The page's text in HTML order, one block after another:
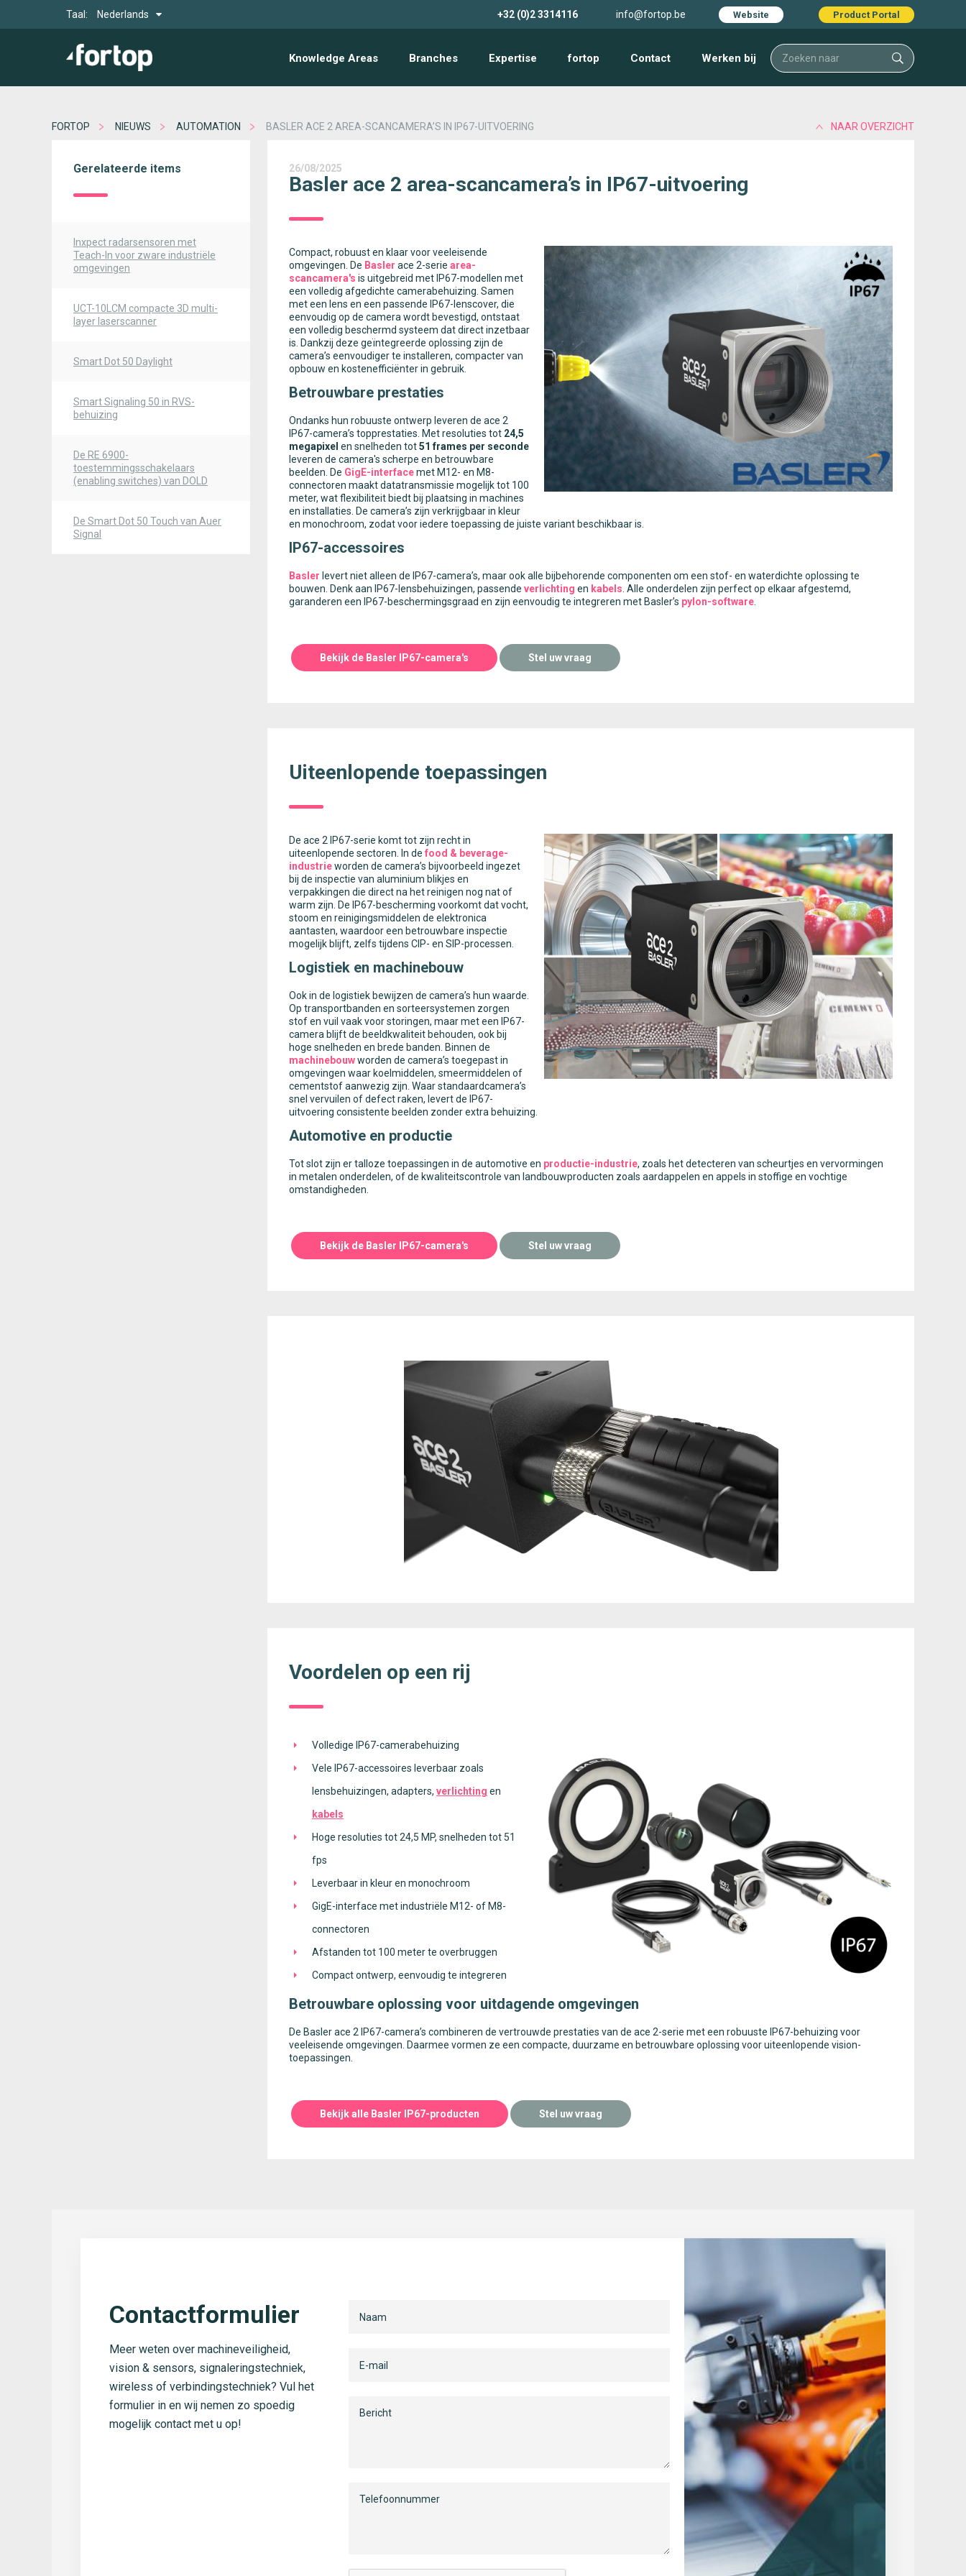
Website Product Portal
+32 (0)2 3314116 info@fortop.be
Taal: Nederlands
Knowledge Areas Branches Expertise fortop Contact Werken bij
NAAR OVERZICHT
FORTOP NIEUWS AUTOMATION BASLER ACE 2 AREA-SCANCAMERA’S IN IP67-UITVOERING
26/08/2025
Basler ace 2 area-scancamera’s in IP67-uitvoering
Compact, robuust en klaar voor veeleisende
omgevingen. De Basler ace 2-serie area-
scancamera's is uitgebreid met IP67-modellen met
een volledig afgedichte camerabehuizing. Samen
met een lens en een passende IP67-lenscover, die
eenvoudig op de camera wordt bevestigd, ontstaat
een volledig beschermd systeem dat direct inzetbaar
is. Dankzij deze geïntegreerde oplossing zijn de
camera’s eenvoudiger te installeren, compacter van
opbouw en kostenefficiënter in gebruik.
Betrouwbare prestaties
Ondanks hun robuuste ontwerp leveren de ace 2
IP67-camera’s topprestaties. Met resoluties tot 24,5
megapixel en snelheden tot51 frames per seconde
leveren de camera's scherpe en betrouwbare
beelden. De GigE-interfacemet M12- en M8-
connectoren maakt datatransmissie mogelijk tot 100
meter, wat flexibiliteit biedt bij plaatsing in machines
en installaties. De camera’s zijn verkrijgbaar in kleur
en monochroom, zodat voor iedere toepassing de juiste variant beschikbaar is.
IP67-accessoires
Basler levert niet alleen de IP67-camera’s, maar ook alle bijbehorende componenten om een stof- en waterdichte oplossing te
bouwen. Denk aan IP67-lensbehuizingen, passende verlichting en kabels . Alle onderdelen zijn perfect op elkaar afgestemd,
garanderen een IP67-beschermingsgraad en zijn eenvoudig te integreren met Basler’s pylon-software
Bekijk de Basler IP67-camera's Stel uw vraag
Uiteenlopende toepassingen
De ace 2 IP67-serie komt tot zijn recht in
uiteenlopende sectoren. In de food & beverage-
industrieworden de camera’s bijvoorbeeld ingezet
bij de inspectie van aluminium blikjes en
verpakkingen die direct na het reinigen nog nat of
warm zijn. De IP67-bescherming voorkomt dat vocht,
stoom en reinigingsmiddelen de elektronica
aantasten, waardoor een betrouwbare inspectie
mogelijk blijft, zelfs tijdens CIP- en SIP-processen.
Logistiek en machinebouw
Ook in de logistiek bewijzen de camera’s hun waarde.
Op transportbanden en sorteersystemen zorgen
stof en vuil vaak voor storingen, maar met een IP67-
camera blijft de beeldkwaliteit behouden, ook bij
hoge snelheden en brede banden. Binnen de
machinebouwworden de camera’s toegepast in
omgevingen waar koelmiddelen, smeermiddelen of
cementstof aanwezig zijn. Waar standaardcamera’s
snel vervuilen of defect raken, levert de IP67-
uitvoering consistente beelden zonder extra behuizing.
Automotive en productie
Tot slot zijn er talloze toepassingen in de automotive en productie-industrie, zoals het detecteren van scheurtjes en vervormingen
in metalen onderdelen, of de kwaliteitscontrole van landbouwproducten zoals aardappelen en appels in stoffige en vochtige
omstandigheden.
Bekijk de Basler IP67-camera's Stel uw vraag
Voordelen op een rij
Volledige IP67-camerabehuizing
Vele IP67-accessoires leverbaar zoals
lensbehuizingen, adapters, verlichting en
kabels
Hoge resoluties tot 24,5 MP, snelheden tot 51
fps
Leverbaar in kleur en monochroom
GigE-interface met industriële M12- of M8-
connectoren
Afstanden tot 100 meter te overbruggen
Compact ontwerp, eenvoudig te integreren
Betrouwbare oplossing voor uitdagende omgevingen
De Basler ace 2 IP67-camera’s combineren de vertrouwde prestaties van de ace 2-serie met een robuuste IP67-behuizing voor
veeleisende omgevingen. Daarmee vormen ze een compacte, duurzame en betrouwbare oplossing voor uiteenlopende vision-
toepassingen.
Bekijk alle Basler IP67-producten Stel uw vraag
Gerelateerde items
Inxpect radarsensoren met
Teach-In voor zware industriële
omgevingen
UCT-10LCM compacte 3D multi-
layer laserscanner
Smart Dot 50 Daylight
Smart Signaling 50 in RVS-
behuizing
De RE 6900-
toestemmingsschakelaars
(enabling switches) van DOLD
De Smart Dot 50 Touch van Auer
Signal
Contactformulier
Meer weten over machineveiligheid,
vision & sensors, signaleringstechniek,
wireless of verbindingstechniek? Vul het
formulier in en wij nemen zo spoedig
mogelijk contact met u op!